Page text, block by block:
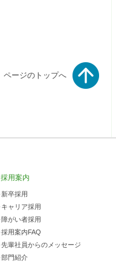
ページのトップへ
採用案内
新卒採用
キャリア採用
障がい者採用
採用案内FAQ
先輩社員からのメッセージ
部門紹介